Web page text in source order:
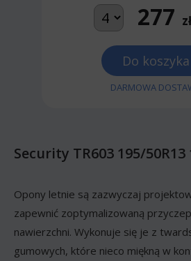
277
Do koszyka
DARMOWA
Security TR603 195/50R13
Opony letnie są zazwyczaj
zapewnić zoptymalizowaną
nawierzchni. Wykonuje się je z
gumowych, które nieco miękną w